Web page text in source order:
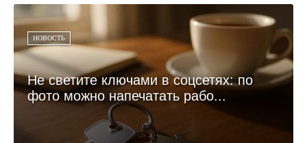
НОВОСТЬ
Не светите ключами в соцсетях: по
фото можно напечатать рабо...